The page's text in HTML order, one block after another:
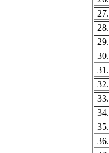
27.
28.
29.
30.
31.
32.
33.
34.
35.
36.